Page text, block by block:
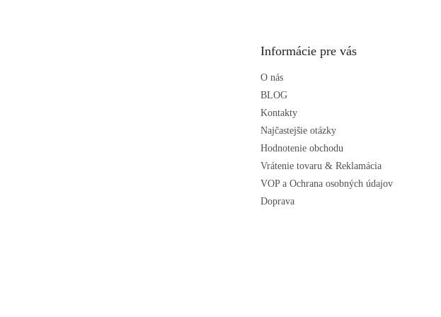
Informácie pre vás
O nás
BLOG
Kontakty
Najčastejšie otázky
Hodnotenie obchodu
Vrátenie tovaru & Reklamácia
VOP a Ochrana osobných údajov
Doprava